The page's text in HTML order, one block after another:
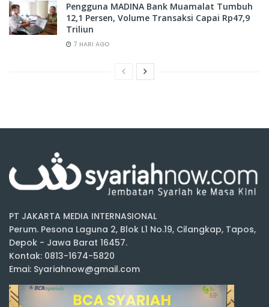
Pengguna MADINA Bank Muamalat Tumbuh
12,1 Persen, Volume Transaksi Capai Rp47,9
Triliun
7 HARI AGO
PT JAKARTA MEDIA INTERNASIONAL
Perum. Pesona Laguna 2, Blok L1 No.19, Cilangkap, Tapos,
Depok - Jawa Barat 16457.
Kontak: 0813-1674-5820
Emai: Syariahnow@gmail.com